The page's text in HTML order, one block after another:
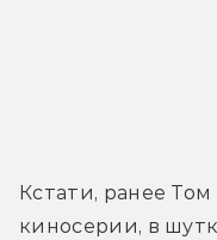
Кстати, ранее
киносерии, в